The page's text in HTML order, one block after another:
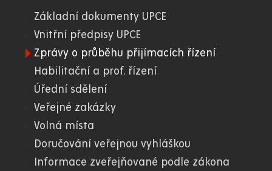
01.
WWW
Základní dokumenty UPCE
Vnitřní předpisy UPCE
Zprávy o průběhu přijímacích řízení
Habilitační a prof. řízení
Úřední sdělení
Veřejné zakázky
Volná místa
Doručování veřejnou vyhláškou
Informace zveřejňované podle zákona